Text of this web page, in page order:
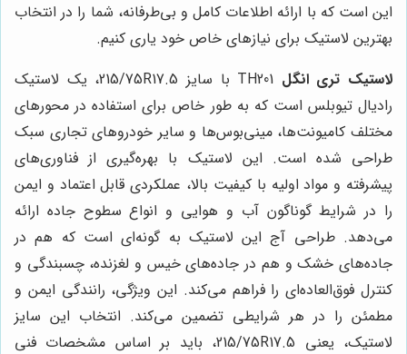
این است که با ارائه اطلاعات کامل و بی‌طرفانه، شما را در انتخاب
بهترین لاستیک برای نیازهای خاص خود یاری کنیم.
لاستیک تری انگل
TH201 با سایز 215/75R17.5، یک لاستیک
رادیال تیوبلس است که به طور خاص برای استفاده در محورهای
مختلف کامیونت‌ها، مینی‌بوس‌ها و سایر خودروهای تجاری سبک
طراحی شده است. این لاستیک با بهره‌گیری از فناوری‌های
پیشرفته و مواد اولیه با کیفیت بالا، عملکردی قابل اعتماد و ایمن
را در شرایط گوناگون آب و هوایی و انواع سطوح جاده ارائه
می‌دهد. طراحی آج این لاستیک به گونه‌ای است که هم در
جاده‌های خشک و هم در جاده‌های خیس و لغزنده، چسبندگی و
کنترل فوق‌العاده‌ای را فراهم می‌کند. این ویژگی، رانندگی ایمن و
مطمئن را در هر شرایطی تضمین می‌کند. انتخاب این سایز
لاستیک، یعنی 215/75R17.5، باید بر اساس مشخصات فنی